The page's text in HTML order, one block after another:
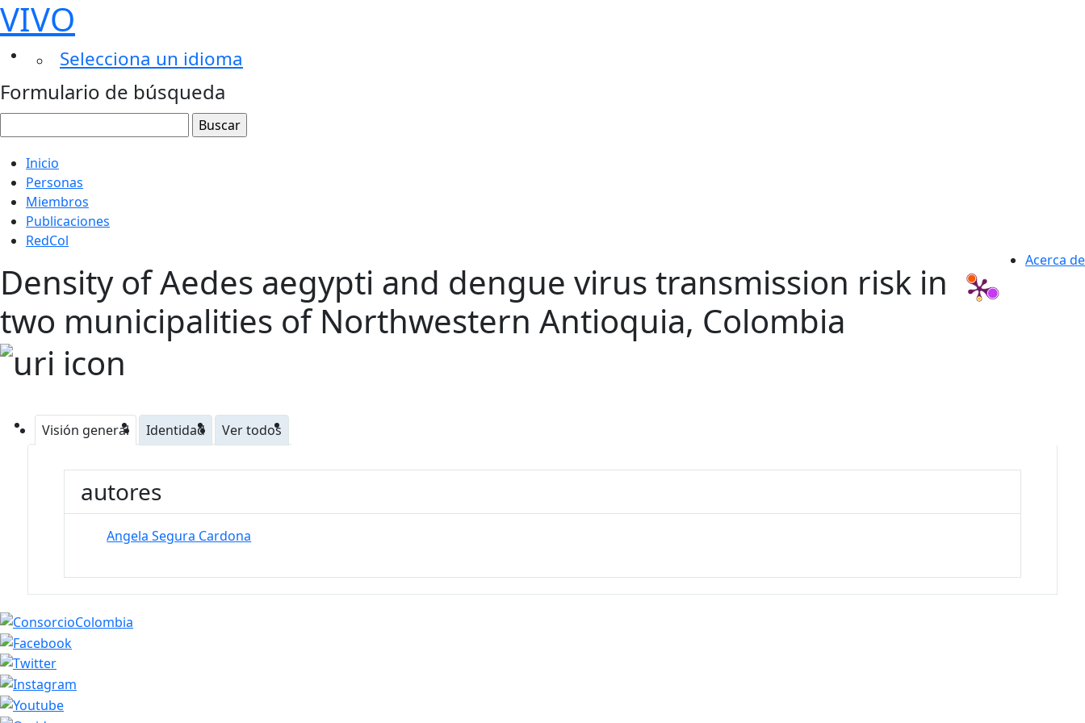
VIVO
Selecciona un idioma
Formulario de búsqueda
Inicio
Personas
Miembros
Publicaciones
RedCol
Acerca de
Density of Aedes aegypti and dengue virus transmission risk in
two municipalities of Northwestern Antioquia, Colombia
Visión general Identidad Ver todos
autores
Angela Segura Cardona